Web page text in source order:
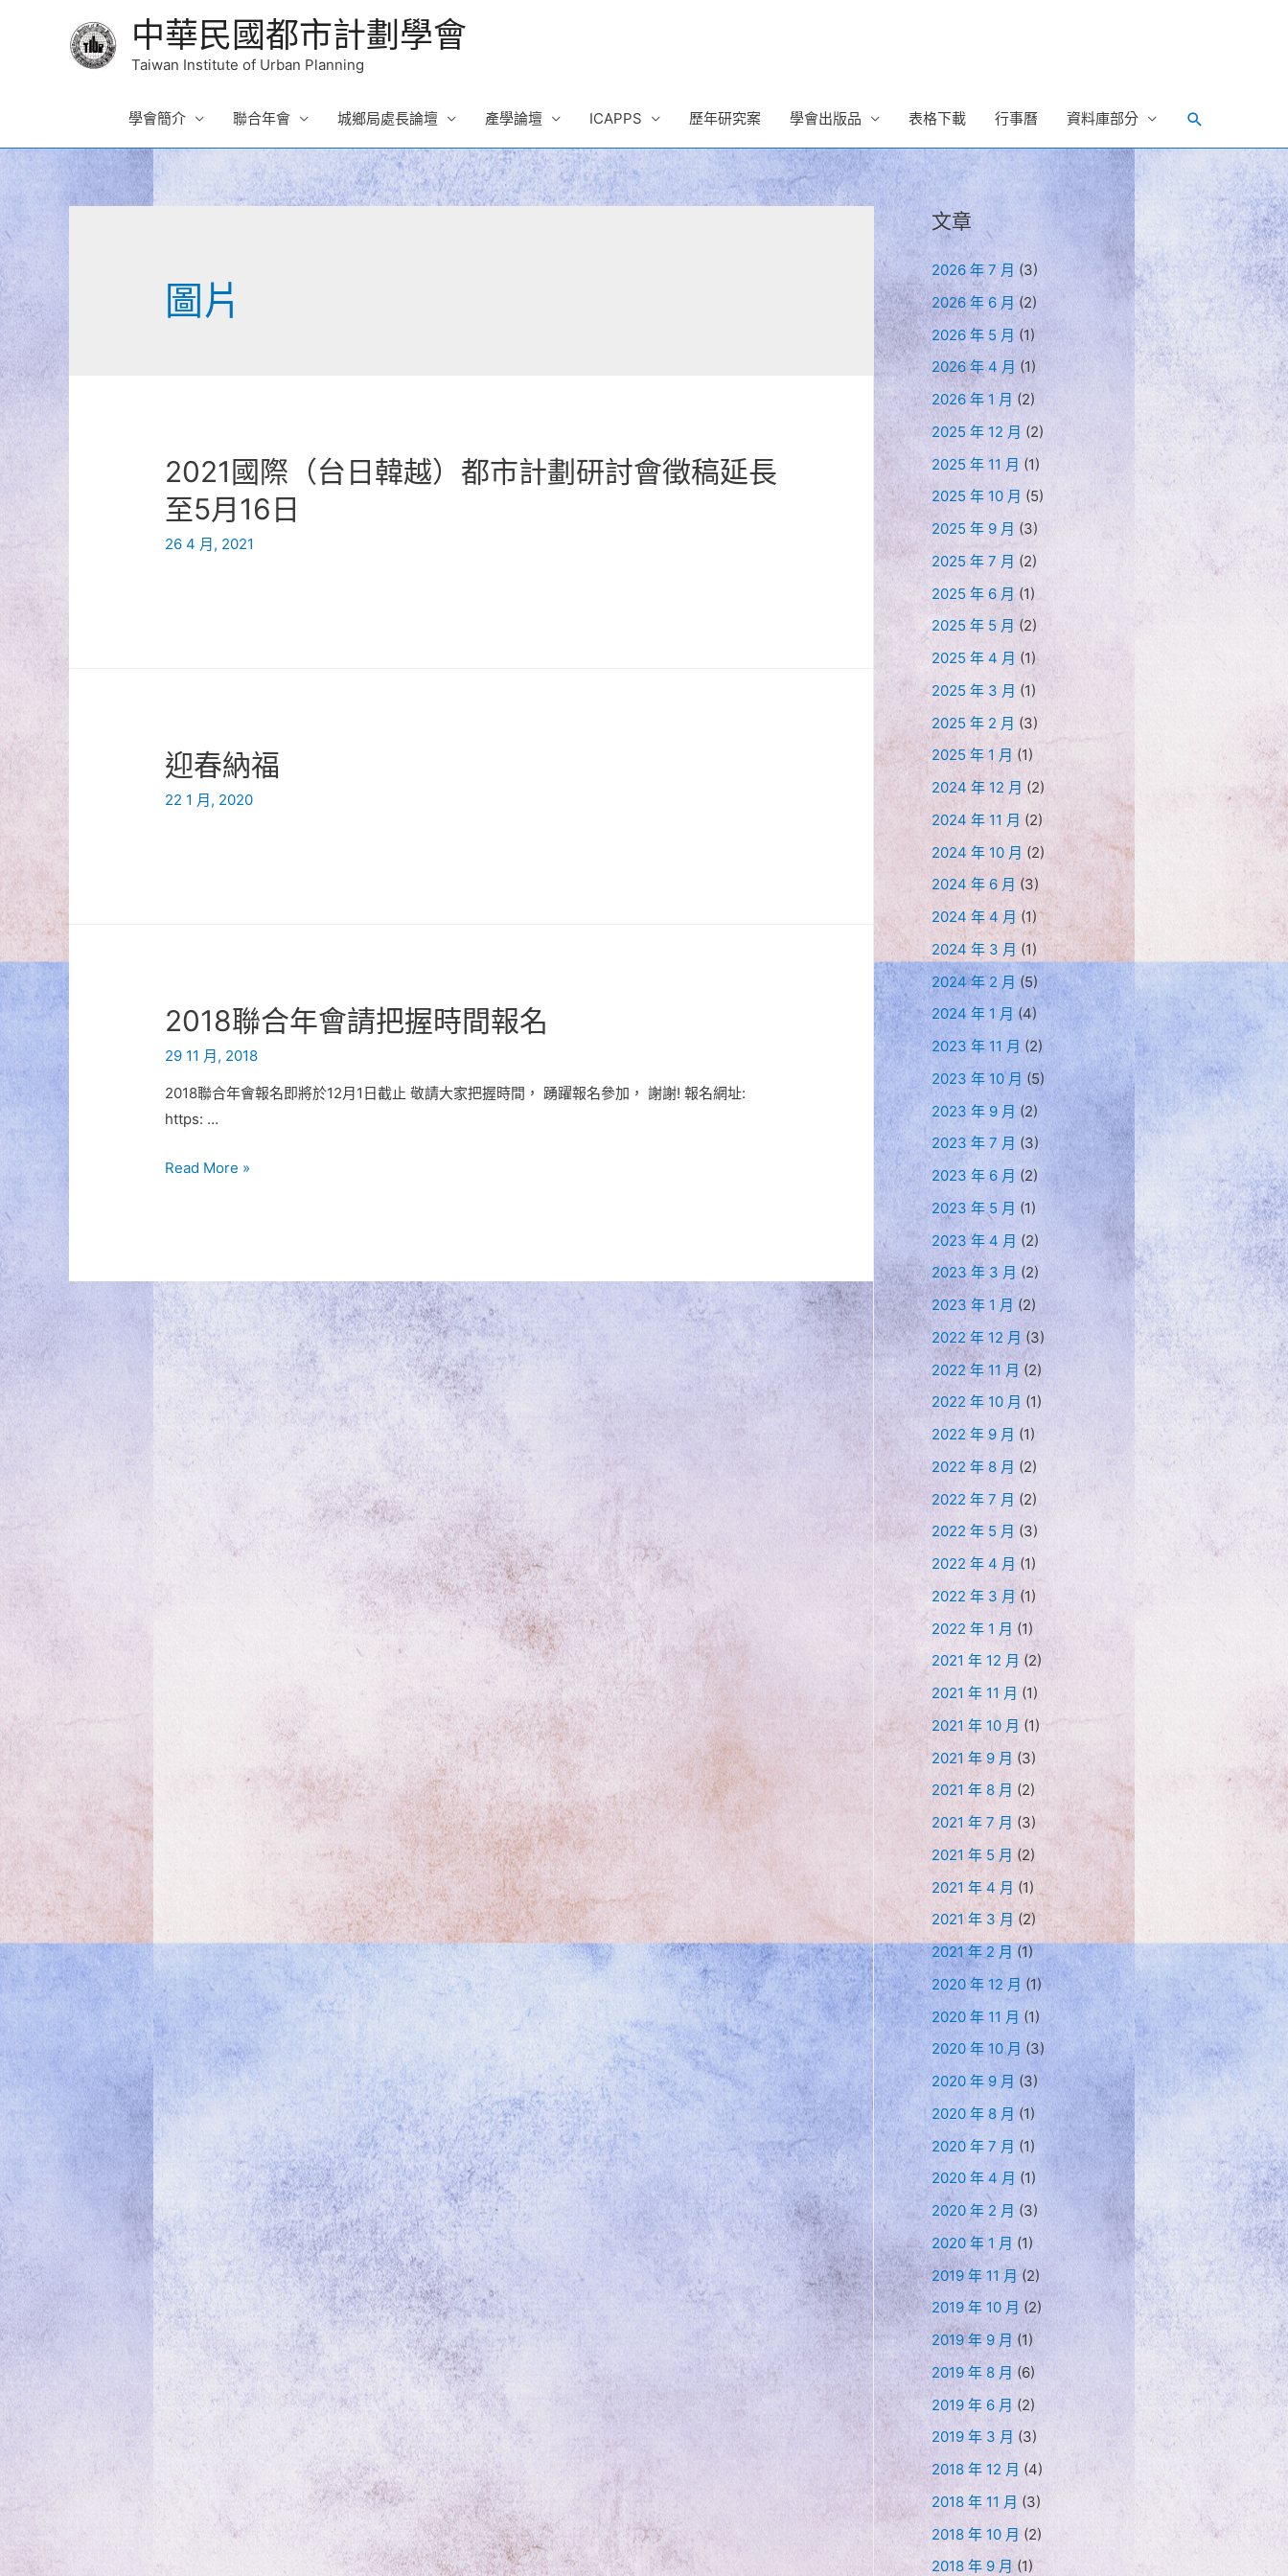
中華民國都市計劃學會
Taiwan Institute of Urban Planning
學會簡介 聯合年會 城鄉局處長論壇 產學論壇 ICAPPS 歷年研究案 學會出版品 表格下載 行事曆 資料庫部分 Search
圖片
2021國際（台日韓越）都市計劃研討會徵稿延長
至5月16日
26 4 月, 2021
迎春納福
22 1 月, 2020
2018聯合年會請把握時間報名
29 11 月, 2018
2018聯合年會報名即將於12月1日截止 敬請大家把握時間， 踴躍報名參加， 謝謝! 報名網址:
https: …
2018
請
把
握
間
Read More »
文章
2026 年 7 月 (3)
2026 年 6 月 (2)
2026 年 5 月 (1)
2026 年 4 月 (1)
2026 年 1 月 (2)
2025 年 12 月 (2)
2025 年 11 月 (1)
2025 年 10 月 (5)
2025 年 9 月 (3)
2025 年 7 月 (2)
2025 年 6 月 (1)
2025 年 5 月 (2)
2025 年 4 月 (1)
2025 年 3 月 (1)
2025 年 2 月 (3)
2025 年 1 月(1)
2024 年 12 月 (2)
2024 年 11 月 (2)
2024 年 10 月 (2)
2024 年 6 月 (3)
2024 年 4 月 (1)
2024 年 3 月 (1)
2024 年 2 月 (5)
2024 年 1 月 (4)
2023 年 11 月 (2)
2023 年 10 月 (5)
2023 年 9 月 (2)
2023 年 7 月 (3)
2023 年 6 月 (2)
2023 年 5 月 (1)
2023 年 4 月 (2)
2023 年 3 月(2)
2023 年 1 月 (2)
2022 年 12 月(3)
2022 年 11 月 (2)
2022 年 10 月 (1)
2022 年 9 月 (1)
2022 年 8 月 (2)
2022 年 7 月 (2)
2022 年 5 月 (3)
2022 年 4 月 (1)
2022 年 3 月 (1)
2022 年 1 月 (1)
2021 年 12 月 (2)
2021 年 11 月 (1)
2021 年 10 月 (1)
2021 年 9 月 (3)
2021 年 8 月 (2)
2021 年 7 月 (3)
2021 年 5 月 (2)
2021 年 4 月 (1)
2021 年 3 月 (2)
2021 年 2 月 (1)
2020 年 12 月 (1)
2020 年 11 月 (1)
2020 年 10 月 (3)
2020 年 9 月 (3)
2020 年 8 月 (1)
2020 年 7 月 (1)
2020 年 4 月 (1)
2020 年 2 月 (3)
2020 年 1 月 (1)
2019 年 11 月(2)
2019 年 10 月 (2)
2019 年 9 月 (1)
2019 年 8 月 (6)
2019 年 6 月 (2)
2019 年 3 月 (3)
2018 年 12 月 (4)
2018 年 11 月 (3)
2018 年 10 月 (2)
2018 年 9 月 (1)